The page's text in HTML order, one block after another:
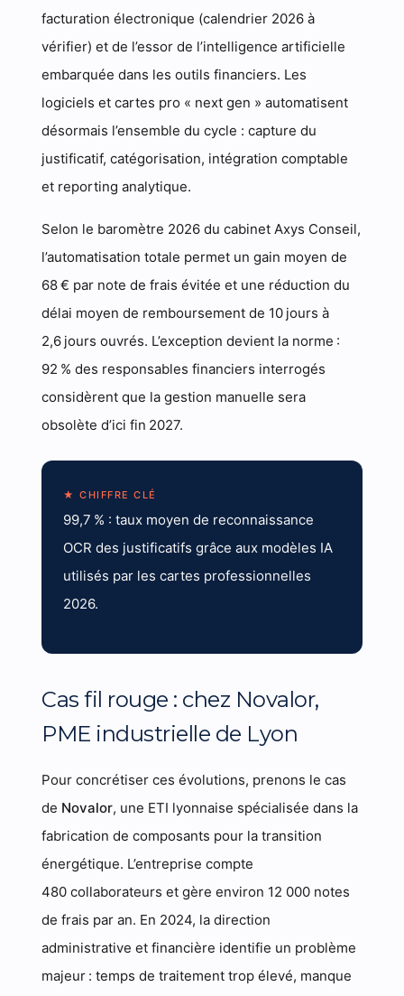
facturation électronique (calendrier 2026 à
vérifier) et de l’essor de l’intelligence artificielle
embarquée dans les outils financiers. Les
logiciels et cartes pro « next gen » automatisent
désormais l’ensemble du cycle : capture du
justificatif, catégorisation, intégration comptable
et reporting analytique.
Selon le baromètre 2026 du cabinet Axys Conseil,
l’automatisation totale permet un gain moyen de
68 € par note de frais évitée et une réduction du
délai moyen de remboursement de 10 jours à
2,6 jours ouvrés. L’exception devient la norme :
92 % des responsables financiers interrogés
considèrent que la gestion manuelle sera
obsolète d’ici fin 2027.
★ CHIFFRE CLÉ
99,7 % : taux moyen de reconnaissance
OCR des justificatifs grâce aux modèles IA
utilisés par les cartes professionnelles
2026.
Cas fil rouge : chez Novalor,
PME industrielle de Lyon
Pour concrétiser ces évolutions, prenons le cas
de Novalor, une ETI lyonnaise spécialisée dans la
fabrication de composants pour la transition
énergétique. L’entreprise compte
480 collaborateurs et gère environ 12 000 notes
de frais par an. En 2024, la direction
administrative et financière identifie un problème
majeur : temps de traitement trop élevé, manque